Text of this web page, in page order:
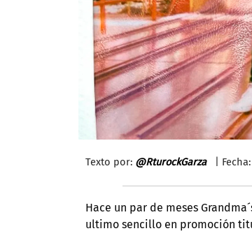
Texto por: @RturockGarza| Fecha:
Hace un par de meses
ultimo sencillo en promoción